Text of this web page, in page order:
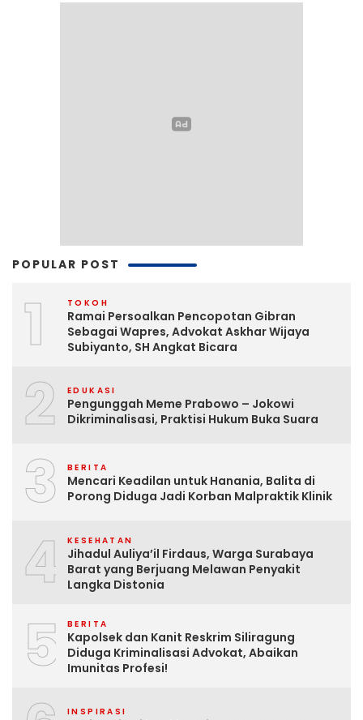
POPULAR POST
1 TOKOH
Ramai Persoalkan Pencopotan Gibran
Sebagai Wapres, Advokat Askhar Wijaya
Subiyanto, SH Angkat Bicara
2 EDUKASI
Pengunggah Meme Prabowo – Jokowi
Dikriminalisasi, Praktisi Hukum Buka Suara
3 BERITA
Mencari Keadilan untuk Hanania, Balita di
Porong Diduga Jadi Korban Malpraktik Klinik
4 KESEHATAN
Jihadul Auliya’il Firdaus, Warga Surabaya
Barat yang Berjuang Melawan Penyakit
Langka Distonia
5 BERITA
Kapolsek dan Kanit Reskrim Siliragung
Diduga Kriminalisasi Advokat, Abaikan
Imunitas Profesi!
INSPIRASI